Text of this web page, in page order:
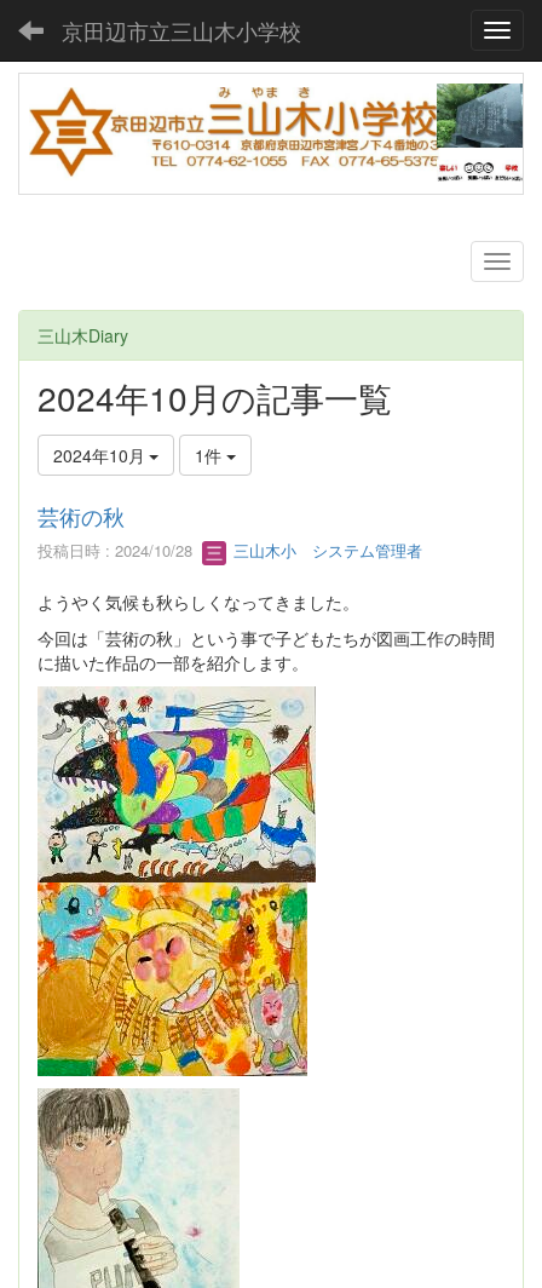
京田辺市立三山木小学校
三山木Diary
2024年10月の記事一覧
2024年10月 1件
芸術の秋
投稿日時 : 2024/10/28 三山木小 システム管理者
ようやく気候も秋らしくなってきました。
今回は「芸術の秋」という事で子どもたちが図画工作の時間
に描いた作品の一部を紹介します。